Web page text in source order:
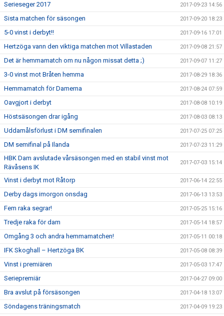
Serieseger 2017 2017-09-23 14:56
Sista matchen för säsongen 2017-09-20 18:23
5-0 vinst i derbyt!! 2017-09-16 17:01
Hertzöga vann den viktiga matchen mot Villastaden 2017-09-08 21:57
Det är hemmamatch om nu någon missat detta ;) 2017-09-07 11:27
3-0 vinst mot Bråten hemma 2017-08-29 18:36
Hemmamatch för Damerna 2017-08-24 07:59
Oavgjort i derbyt 2017-08-08 10:19
Höstsäsongen drar igång 2017-08-03 08:13
Uddamålsförlust i DM semifinalen 2017-07-25 07:25
DM semifinal på Ilanda 2017-07-23 11:29
HBK Dam avslutade vårsäsongen med en stabil vinst mot
Rävåsens IK
2017-07-03 15:14
Vinst i derbyt mot Råtorp 2017-06-14 22:55
Derby dags imorgon onsdag 2017-06-13 13:53
Fem raka segrar! 2017-05-25 15:16
Tredje raka för dam 2017-05-14 18:57
Omgång 3 och andra hemmamatchen! 2017-05-11 00:18
IFK Skoghall – Hertzöga BK 2017-05-08 08:39
Vinst i premiären 2017-05-03 17:47
Seriepremiär 2017-04-27 09:00
Bra avslut på försäsongen 2017-04-18 13:07
Söndagens träningsmatch 2017-04-09 19:23